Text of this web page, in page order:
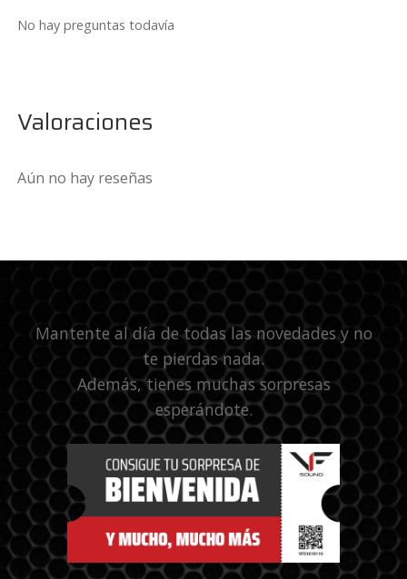
No hay preguntas todavía
Valoraciones
Aún no hay reseñas
Mantente al día de todas las novedades y no
te pierdas nada.
Además, tienes muchas sorpresas
esperándote.